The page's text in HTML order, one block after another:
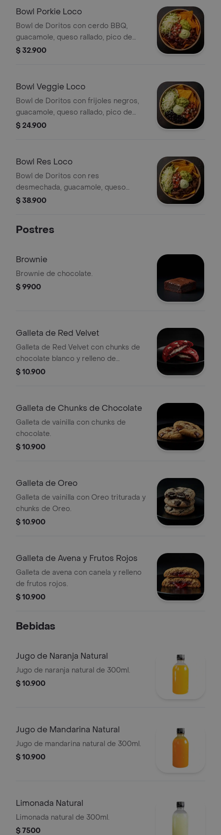
Bowl Porkie Loco
Bowl de Doritos con cerdo BBQ,
guacamole, queso rallado, pico de
gallo, lechuga y salsa verde.
$ 32.900
Bowl Veggie Loco
Bowl de Doritos con frijoles negros,
guacamole, queso rallado, pico de
gallo, lechuga y salsa verde.
$ 24.900
Bowl Res Loco
Bowl de Doritos con res
desmechada, guacamole, queso
rallado, pico de gallo, lechuga y salsa
$ 38.900
Postres
Brownie
Brownie de chocolate.
$ 9900
Galleta de Red Velvet
Galleta de Red Velvet con chunks de
chocolate blanco y relleno de
Cheesecake.
$ 10.900
Galleta de Chunks de Chocolate
Galleta de vainilla con chunks de
chocolate.
$ 10.900
Galleta de Oreo
Galleta de vainilla con Oreo triturada y
chunks de Oreo.
$ 10.900
Galleta de Avena y Frutos Rojos
Galleta de avena con canela y relleno
de frutos rojos.
$ 10.900
Bebidas
Jugo de Naranja Natural
Jugo de naranja natural de 300ml.
$ 10.900
Jugo de Mandarina Natural
Jugo de mandarina natural de 300ml.
$ 10.900
Limonada Natural
Limonada natural de 300ml.
$ 7500